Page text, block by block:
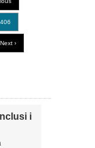
406
Next ›
i